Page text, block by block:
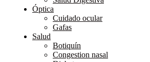
Óptica
Cuidado ocular
Gafas
Salud
Botiquín
Congestion nasal